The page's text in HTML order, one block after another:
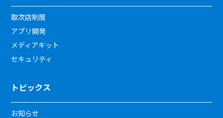
取次店制度
アプリ開発
メディアキット
セキュリティ
トピックス
お知らせ